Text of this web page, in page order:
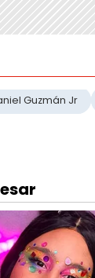
Guzmán Jr